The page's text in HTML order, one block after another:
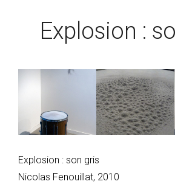
Explosion :
Explosion : son gris
Nicolas Fenouillat, 2010